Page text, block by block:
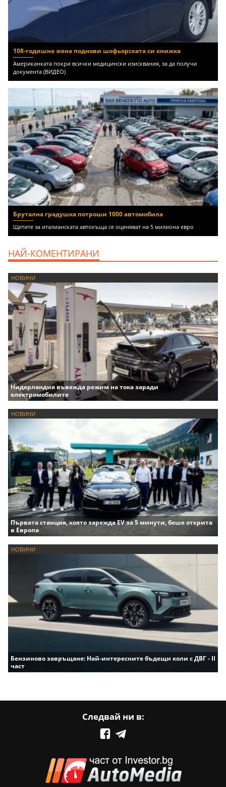
108-годишна жена поднови шофьорската си книжка
Американката покри всички медицински изисквания, за да получи
документа (ВИДЕО)
Брутална градушка потроши 1000 автомобила
Щетите за италианската автокъща се оценяват на 5 милиона евро
НАЙ-КОМЕНТИРАНИ
НОВИНИ
Нидерландия въвежда режим на тока заради
електромобилите
НОВИНИ
Първата станция, която зарежда EV за 5 минути, беше открита
в Европа
НОВИНИ
Бензиново завръщане: Най-интересните бъдещи коли с ДВГ - II
част
Следвай ни в: